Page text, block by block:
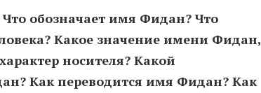
обозначает имя Фидан? Что
Какое значение имени Фидан,
носителя? Какой
Как переводится имя Фидан? Как